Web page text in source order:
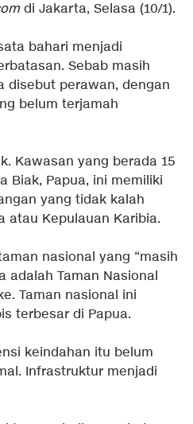
di Jakarta, Selasa (10/1).
bahari menjadi
Sebab masih
disebut perawan, dengan
belum terjamah
Kawasan yang berada 15
Biak, Papua, ini memiliki
yang tidak kalah
atau Kepulauan Karibia.
nasional yang “masih
adalah Taman Nasional
Taman nasional ini
terbesar di Papua.
keindahan itu belum
Infrastruktur menjadi